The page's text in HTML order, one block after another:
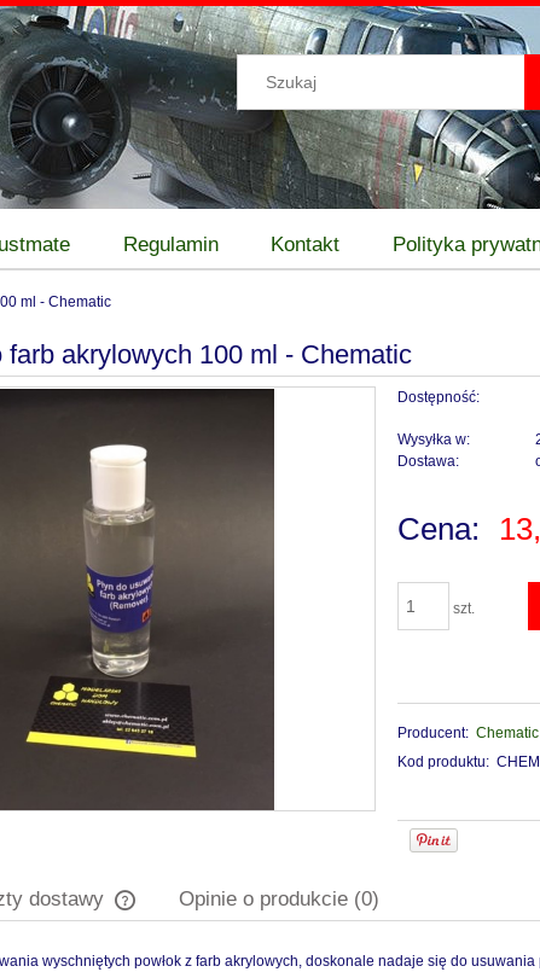
Regulamin Kontakt Polityka
ml - Chematic
farb akrylowych 100 ml - Chematic
Dostępność:
Wysyłka w:
Dostawa:
Cena:
szt.
Producent: Chematic
Kod produktu:
dostawy
Cena nie zawiera ewentualnych kosztów
Opinie o produkcie (0)
wyschniętych powłok z farb akrylowych, doskonale nadaje się do usuwania